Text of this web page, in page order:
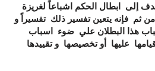
إلى ابطال الحكم اشباعاً لغريزة
ثم فإنه يتعين تفسير ذلك تفسيراً و
هذا البطلان علي ضوء اسباب
عليها أو تخصيصها و تقييدها